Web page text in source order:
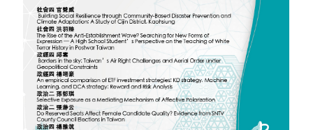
evolved, given that Taiwan has been exposed to nearly all forms
of mali